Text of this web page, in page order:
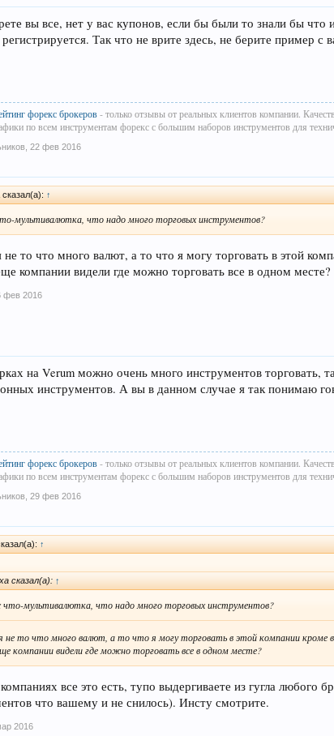
вы все, нет у вас купонов, если бы были то знали бы
Так что не врите здесь, не берите пример с
форекс брокеров- только отзывы от реальных клиентов компании.
по всем инструментам форекс с большим наборов инструментов для
22 фев 2016
↑
мультивалютка, что надо много торговых инструментов?
не то что много валют, а то что я могу торговать в этой
компании видели где можно торговать все в одном месте?
фев 2016
на Verum можно очень много инструментов
инструментов. А вы в данном случае я так понимаю
форекс брокеров- только отзывы от реальных клиентов компании.
по всем инструментам форекс с большим наборов инструментов для
29 фев 2016
↑
сказал(а): ↑
что-мультивалютка, что надо много торговых инструментов?
не то что много валют, а то что я могу торговать в этой компании кроме
компании видели где можно торговать все в одном месте?
все это есть, тупо выдергиваете из гугла
что вашему и не снилось). Инсту смотрите.
2016